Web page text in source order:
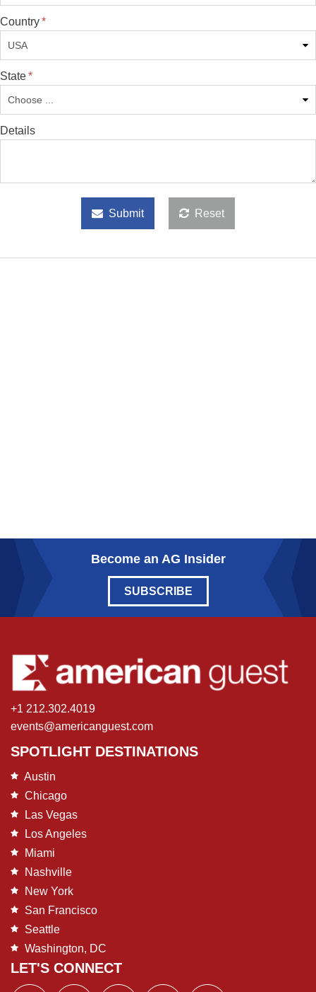
Country*
State*
Details
Submit Reset
Become an AG Insider
SUBSCRIBE
+1 212.302.4019
events@americanguest.com
SPOTLIGHT DESTINATIONS
Austin
Chicago
Las Vegas
Los Angeles
Miami
Nashville
New York
San Francisco
Seattle
Washington, DC
LET'S CONNECT